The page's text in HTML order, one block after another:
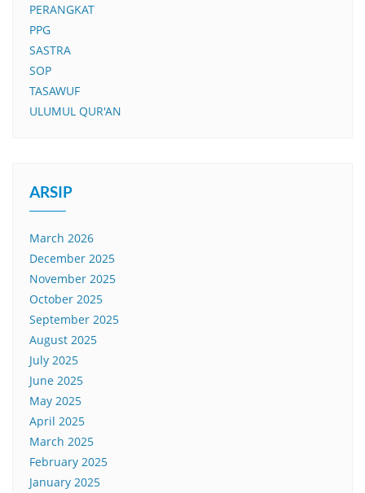
PERANGKAT
PPG
SASTRA
SOP
TASAWUF
ULUMUL QUR'AN
ARSIP
March 2026
December 2025
November 2025
October 2025
September 2025
August 2025
July 2025
June 2025
May 2025
April 2025
March 2025
February 2025
January 2025